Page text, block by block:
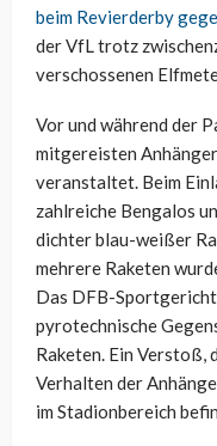
beim Revierderby
der VfL trotz
verschossenen
Vor und während der
mitgereisten
veranstaltet. Beim
zahlreiche Bengalos
dichter blau-weißer
mehrere Raketen
Das DFB-
pyrotechnische
Raketen. Ein Verstoß,
Verhalten der
im Stadionbereich